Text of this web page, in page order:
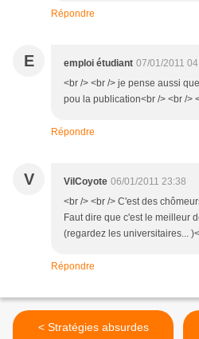
Répondre
E emploi étudiant 07/01/2011
<br /> <br /> je pense aussi
pou la publication<br /> <br />
Répondre
V VilCoyote 06/01/2011 23:38
<br /> <br /> C'est des
Faut dire que c'est le meilleur
(regardez les universitaires...
Répondre
< Stratégies absurdes